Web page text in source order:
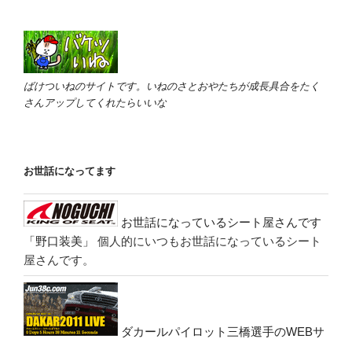
ばけついねのサイトです。いねのさとおやたちが成長具合をたく
さんアップしてくれたらいいな
お世話になってます
お世話になっているシート屋さんです
「野口装美」
個人的にいつもお世話になっているシート
屋さんです。
ダカールパイロット三橋選手のWEBサ